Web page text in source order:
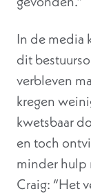
In de media
dit
verbleven
kregen
kwetsbaar
en toch
minder hulp
Craig: “Het